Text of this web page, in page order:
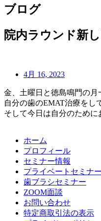
ブログ
院内ラウンド新
4月 16, 2023
金、土曜日と徳島鳴門の月
自分の歯のEMAT治療をし
そして今日は自分のために
ホーム
プロフィール
セミナー情報
プライベートセミナー
歯ブラシセミナー
ZOOM面談
お問い合わせ
特定商取引法の表示